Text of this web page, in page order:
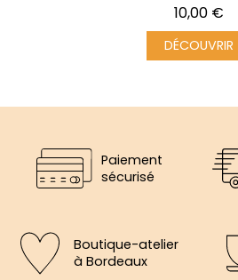
Prix
10,00 €
DÉCOUVRIR
Paiement
sécurisé
Boutique-atelier
à Bordeaux